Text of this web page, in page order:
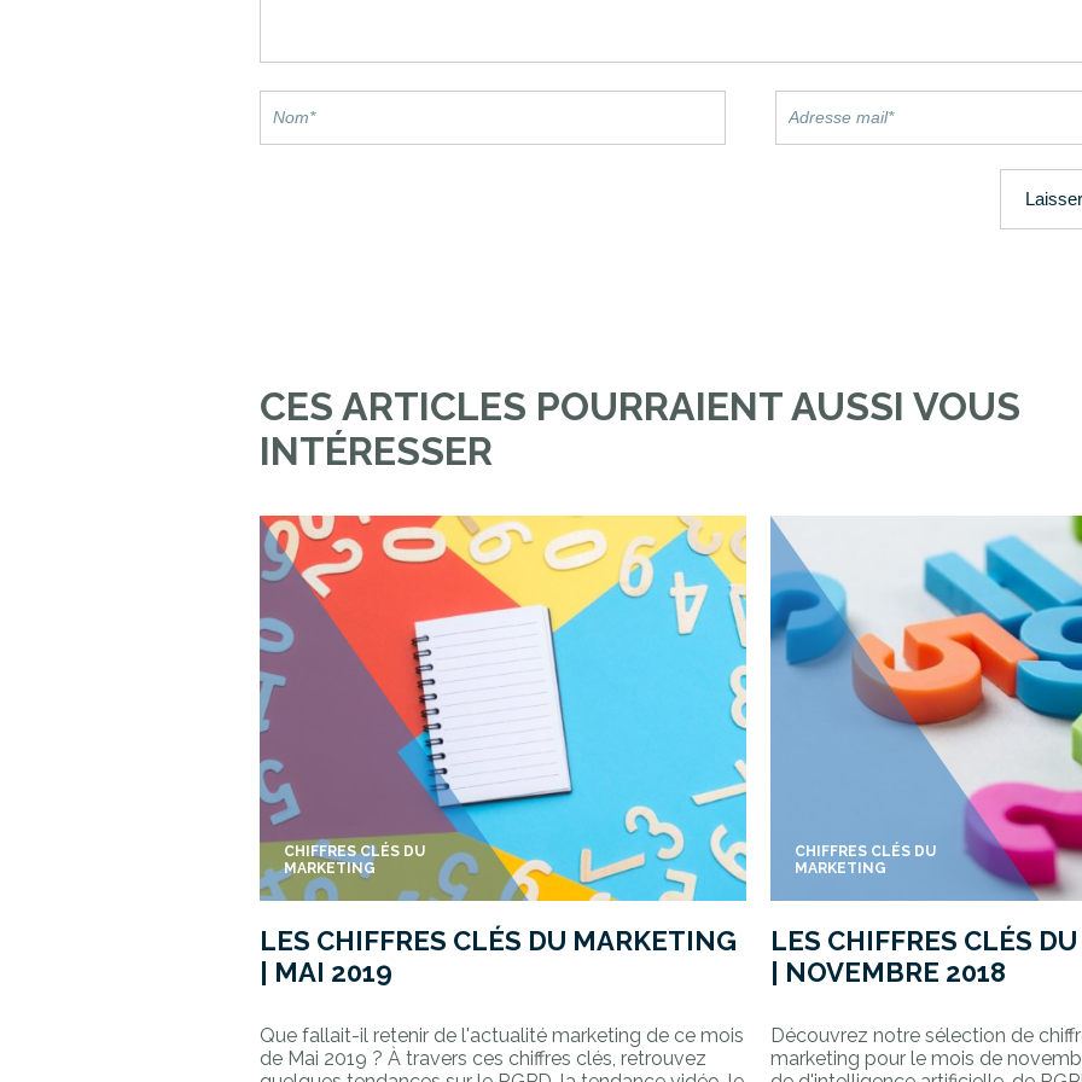
CES ARTICLES POURRAIENT AUSSI VOUS
INTÉRESSER
CHIFFRES CLÉS DU
MARKETING
LES CHIFFRES CLÉS DU MARKETING
| MAI 2019
Que fallait-il retenir de l'actualité marketing de ce mois
de Mai 2019 ? À travers ces chiffres clés, retrouvez
CHIFFRES CLÉS DU
MARKETING
LES CHIFFRES CLÉS
| NOVEMBRE 2018
Découvrez notre sélection de
marketing pour le mois de